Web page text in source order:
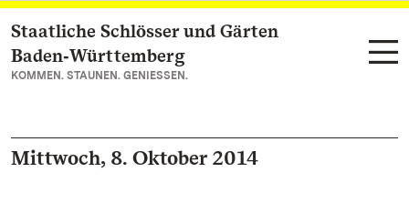
Zum Hauptinhalt springen
Staatliche Schlösser und Gärten
Baden‑Württemberg
KOMMEN. STAUNEN. GENIESSEN.
Mittwoch, 8. Oktober 2014